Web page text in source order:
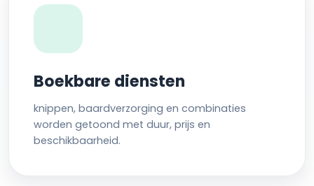
Boekbare diensten
knippen, baardverzorging en combinaties
worden getoond met duur, prijs en
beschikbaarheid.